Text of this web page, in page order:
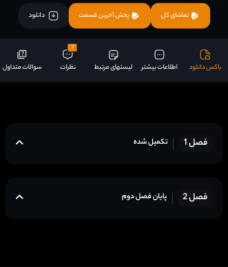
تماشای کل پخش آخرین قسمت دانلود
باکس دانلود اطلاعات بیشتر لیستهای مرتبط
7
نظرات سوالات متداول
فصل 1 تکمیل شده
فصل 2 پایان فصل دوم